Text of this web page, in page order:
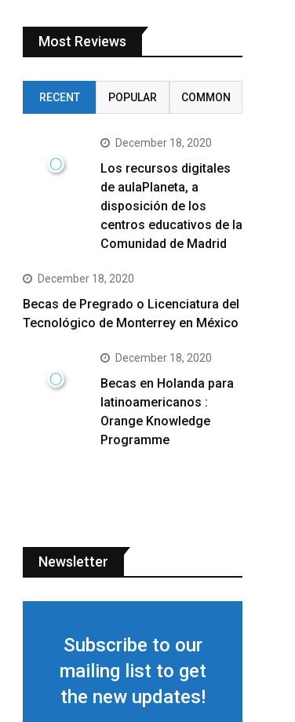
Most Reviews
RECENT POPULAR COMMON
December 18, 2020
Los recursos digitales
de aulaPlaneta, a
disposición de los
centros educativos de la
Comunidad de Madrid
December 18, 2020
Becas de Pregrado o Licenciatura del
Tecnológico de Monterrey en México
December 18, 2020
Becas en Holanda para
latinoamericanos :
Orange Knowledge
Programme
Newsletter
Subscribe to our
mailing list to get
the new updates!